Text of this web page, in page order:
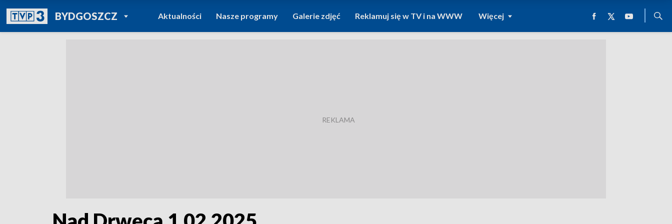
BYDGOSZCZPOWRÓT DO
TVP REGIONY
Aktualności Nasze programy Galerie zdjęć Reklamuj się w TV i na WWW Więcej